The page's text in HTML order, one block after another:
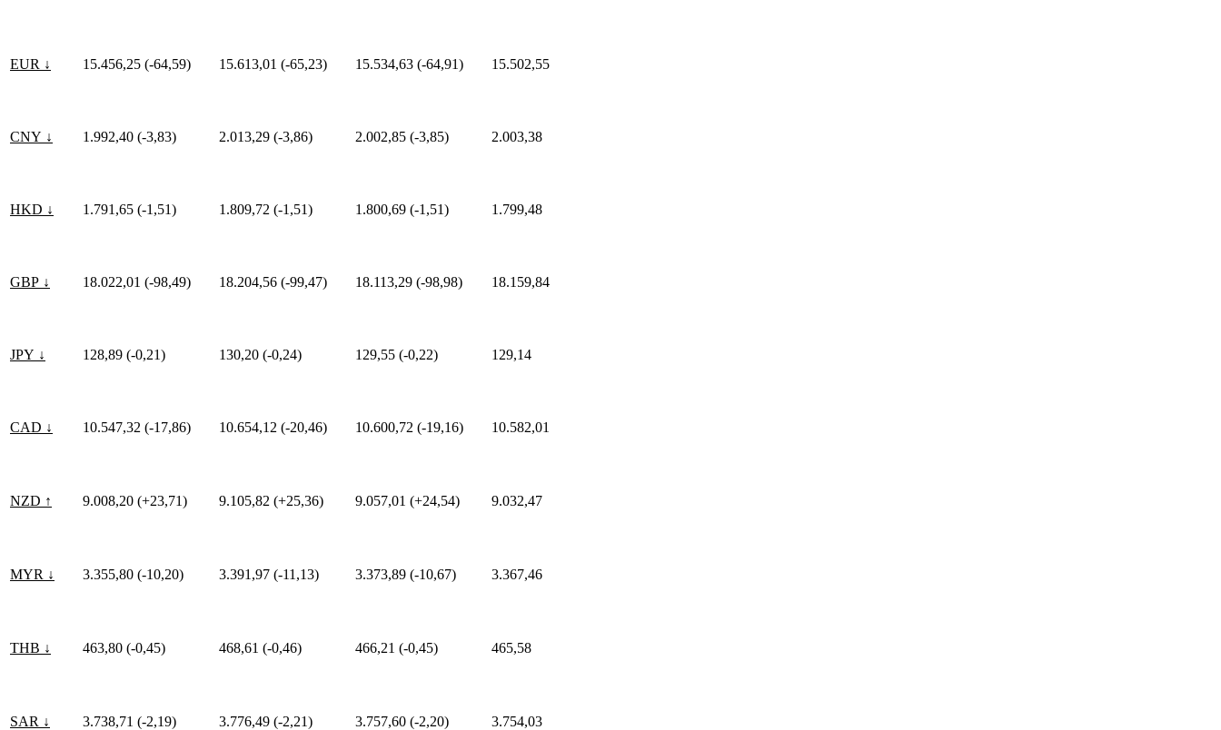
EUR ↓ 15.456,25 (-64,59) 15.613,01 (-65,23) 15.534,63 (-64,91) 15.502,55
CNY ↓ 1.992,40 (-3,83) 2.013,29 (-3,86) 2.002,85 (-3,85) 2.003,38
HKD ↓ 1.791,65 (-1,51) 1.809,72 (-1,51) 1.800,69 (-1,51) 1.799,48
GBP ↓ 18.022,01 (-98,49) 18.204,56 (-99,47) 18.113,29 (-98,98) 18.159,84
JPY ↓ 128,89 (-0,21) 130,20 (-0,24) 129,55 (-0,22) 129,14
CAD ↓ 10.547,32 (-17,86) 10.654,12 (-20,46) 10.600,72 (-19,16) 10.582,01
NZD ↑ 9.008,20 (+23,71) 9.105,82 (+25,36) 9.057,01 (+24,54) 9.032,47
MYR ↓ 3.355,80 (-10,20) 3.391,97 (-11,13) 3.373,89 (-10,67) 3.367,46
THB ↓ 463,80 (-0,45) 468,61 (-0,46) 466,21 (-0,45) 465,58
SAR ↓ 3.738,71 (-2,19) 3.776,49 (-2,21) 3.757,60 (-2,20) 3.754,03